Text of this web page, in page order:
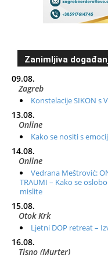
Zanimljiva
09.08.
Zagreb
Konstelacije SIKON s
13.08.
Online
Kako se nositi s
14.08.
Online
Vedrana Meštrović:
TRAUMI – Kako se
mislite
15.08.
Otok Krk
Ljetni DOP retreat –
16.08.
Tisno (Murter)